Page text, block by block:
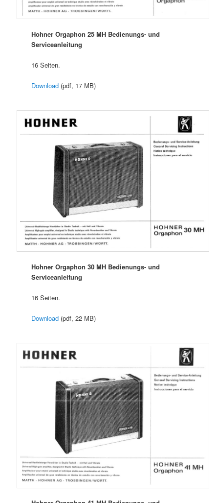
Hohner Orgaphon 25 MH Bedienungs- und
Serviceanleitung
16 Seiten.
Download (pdf, 17 MB)
Hohner Orgaphon 30 MH Bedienungs- und
Serviceanleitung
16 Seiten.
Download (pdf, 22 MB)